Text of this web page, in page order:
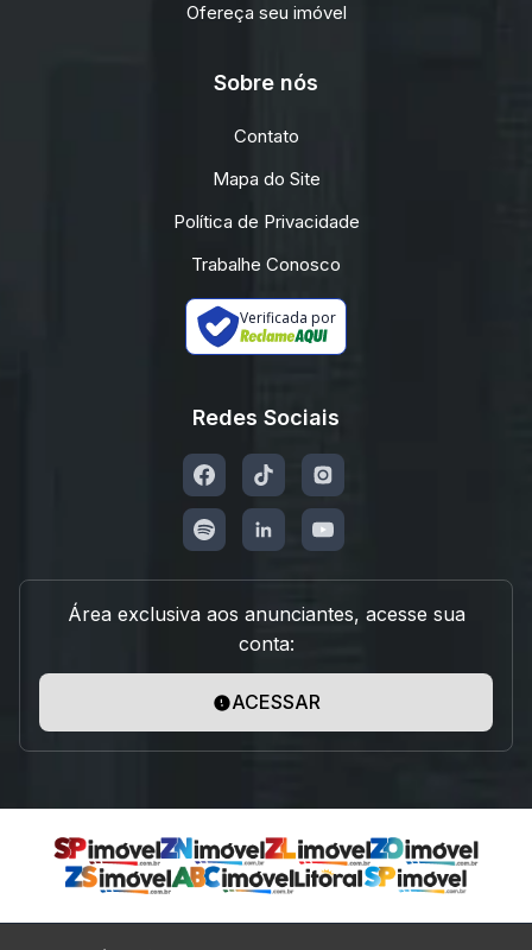
Ofereça seu imóvel
Sobre nós
Contato
Mapa do Site
Política de Privacidade
Trabalhe Conosco
Verificada por
Redes Sociais
Área exclusiva aos anunciantes, acesse sua
conta:
ACESSAR